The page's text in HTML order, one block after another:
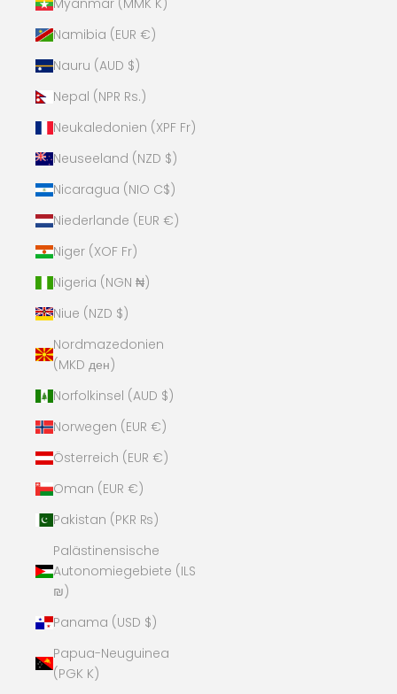
Namibia (EUR €)
Nauru (AUD $)
Nepal (NPR Rs.)
Neukaledonien (XPF Fr)
Neuseeland (NZD $)
Nicaragua (NIO C$)
Niederlande (EUR €)
Niger (XOF Fr)
Nigeria (NGN ₦)
Niue (NZD $)
Nordmazedonien
(MKD ден)
Norfolkinsel (AUD $)
Norwegen (EUR €)
Österreich (EUR €)
Oman (EUR €)
Pakistan (PKR ₨)
Palästinensische
Autonomiegebiete (ILS
₪)
Panama (USD $)
Papua-Neuguinea
(PGK K)